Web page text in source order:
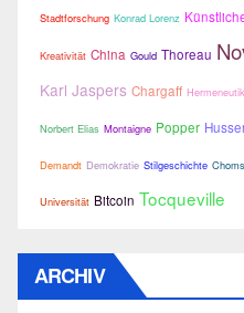
Stadtforschung Konrad Lorenz
Kreativität China Gould Thoreau
Karl Jaspers Chargaff Hermeneutik
Norbert Elias Montaigne Popper
Demandt Demokratie Stilgeschichte
Universität Bitcoin Tocqueville
ARCHIV